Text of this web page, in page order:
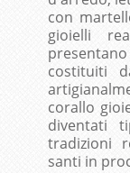
con
gioielli
costituiti
corallo
diventati
tradizioni
santi in